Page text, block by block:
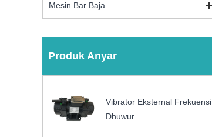
Mesin Bar Baja
Produk Anyar
Vibrator Eksternal Frekuensi
Dhuwur